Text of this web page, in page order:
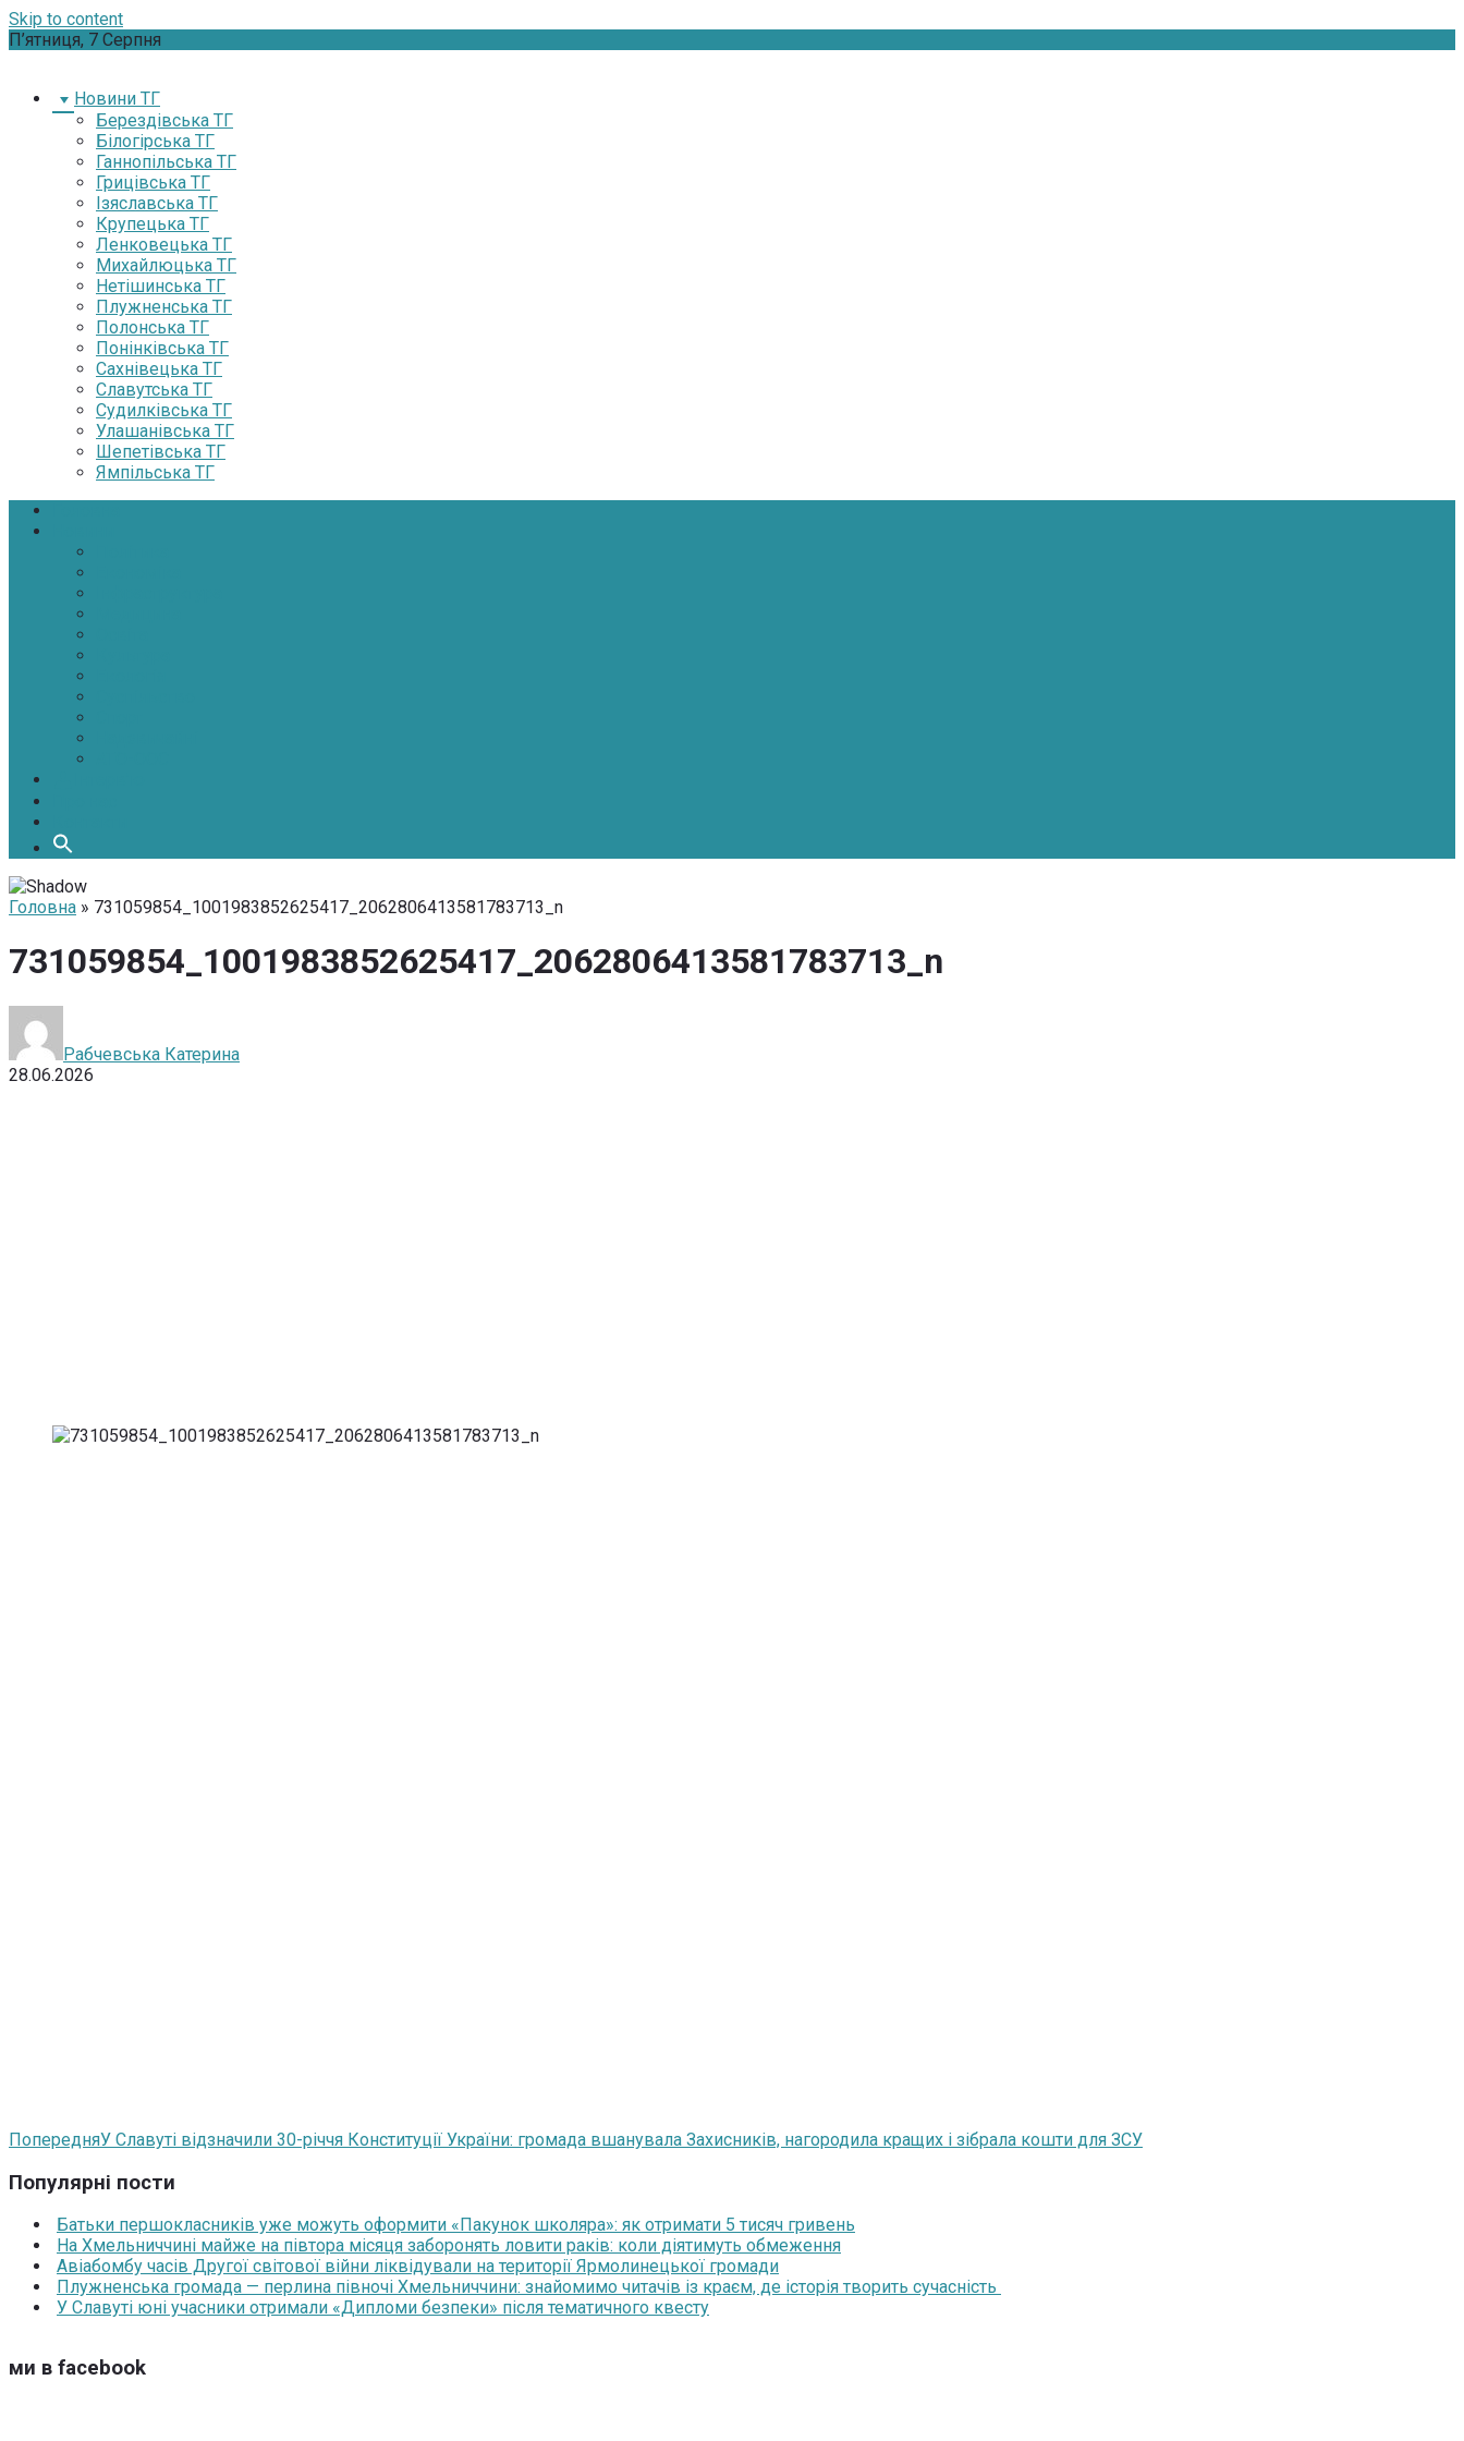
Skip to content
П’ятниця, 7 Серпня
Новини ТГ
Берездівська ТГ
Білогірська ТГ
Ганнопільська ТГ
Грицівська ТГ
Ізяславська ТГ
Крупецька ТГ
Ленковецька ТГ
Михайлюцька ТГ
Нетішинська ТГ
Плужненська ТГ
Полонська ТГ
Понінківська ТГ
Сахнівецька ТГ
Славутська ТГ
Судилківська ТГ
Улашанівська ТГ
Шепетівська ТГ
Ямпільська ТГ
Головна » 731059854_1001983852625417_2062806413581783713_n
731059854_1001983852625417_2062806413581783713_n
Рабчевська Катерина
28.06.2026
ПопередняУ Славуті відзначили 30-річчя Конституції України: громада вшанувала Захисників, нагородила кращих і зібрала кошти для ЗСУ
Популярні пости
Батьки першокласників уже можуть оформити «Пакунок школяра»: як отримати 5 тисяч гривень
На Хмельниччині майже на півтора місяця заборонять ловити раків: коли діятимуть обмеження
Авіабомбу часів Другої світової війни ліквідували на території Ярмолинецької громади
Плужненська громада — перлина півночі Хмельниччини: знайомимо читачів із краєм, де історія творить сучасність
У Славуті юні учасники отримали «Дипломи безпеки» після тематичного квесту
ми в facebook